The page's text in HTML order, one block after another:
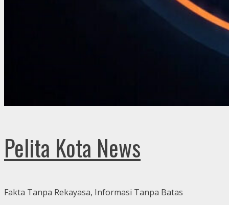
Pelita Kota News
Fakta Tanpa Rekayasa, Informasi Tanpa Batas